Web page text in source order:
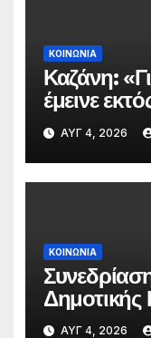
ΚΟΙΝΩΝΙΑ
Καζάνη:
έμεινε
ΑΥΓ 4, 2026
ΚΟΙΝΩΝΙΑ
Δημοτικής
την 5
ΑΥΓ 4, 2026